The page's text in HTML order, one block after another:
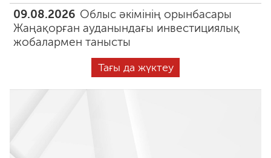
09.08.2026 Облыс әкімінің орынбасары
Жаңақорған ауданындағы инвестициялық
жобалармен танысты
Тағы да жүктеу